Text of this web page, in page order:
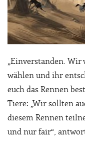
„Einverstanden.
wählen und ihr
euch das Rennen
Tiere: „Wir sollten
diesem Rennen
und nur fair“,